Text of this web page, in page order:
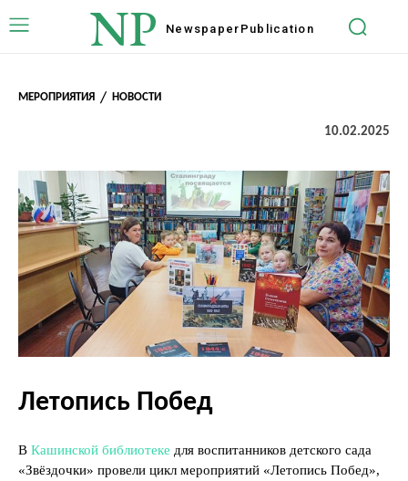
NP Newspaper Publication
МЕРОПРИЯТИЯ НОВОСТИ
10.02.2025
Летопись Побед
В Кашинской библиотеке для воспитанников детского сада
«Звёздочки» провели цикл мероприятий «Летопись Побед»,